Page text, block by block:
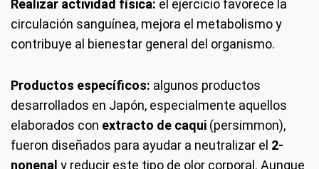
Realizar actividad física: el ejercicio favorece la
circulación sanguínea, mejora el metabolismo y
contribuye al bienestar general del organismo.
Productos específicos: algunos productos
desarrollados en Japón, especialmente aquellos
elaborados con extracto de caqui (persimmon),
fueron diseñados para ayudar a neutralizar el 2-
nonenal y reducir este tipo de olor corporal. Aunque